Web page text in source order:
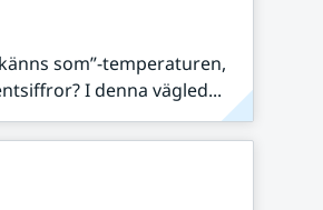
som”-temperaturen,
I denna vägled...